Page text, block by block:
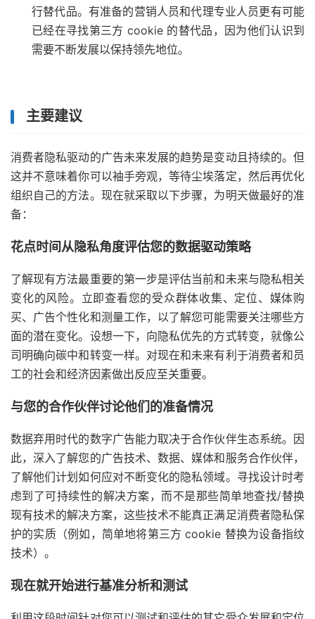
行替代品。有准备的营销人员和代理专业人员更有可能
已经在寻找第三方 cookie 的替代品，因为他们认识到
需要不断发展以保持领先地位。
主要建议
消费者隐私驱动的广告未来发展的趋势是变动且持续的。但
这并不意味着你可以袖手旁观，等待尘埃落定，然后再优化
组织自己的方法。现在就采取以下步骤，为明天做最好的准
备：
花点时间从隐私角度评估您的数据驱动策略
了解现有方法最重要的第一步是评估当前和未来与隐私相关
变化的风险。立即查看您的受众群体收集、定位、媒体购
买、广告个性化和测量工作，以了解您可能需要关注哪些方
面的潜在变化。设想一下，向隐私优先的方式转变，就像公
司明确向碳中和转变一样。对现在和未来有利于消费者和员
工的社会和经济因素做出反应至关重要。
与您的合作伙伴讨论他们的准备情况
数据弃用时代的数字广告能力取决于合作伙伴生态系统。因
此，深入了解您的广告技术、数据、媒体和服务合作伙伴，
了解他们计划如何应对不断变化的隐私领域。寻找设计时考
虑到了可持续性的解决方案，而不是那些简单地查找/替换
现有技术的解决方案，这些技术不能真正满足消费者隐私保
护的实质（例如，简单地将第三方 cookie 替换为设备指纹
技术）。
现在就开始进行基准分析和测试